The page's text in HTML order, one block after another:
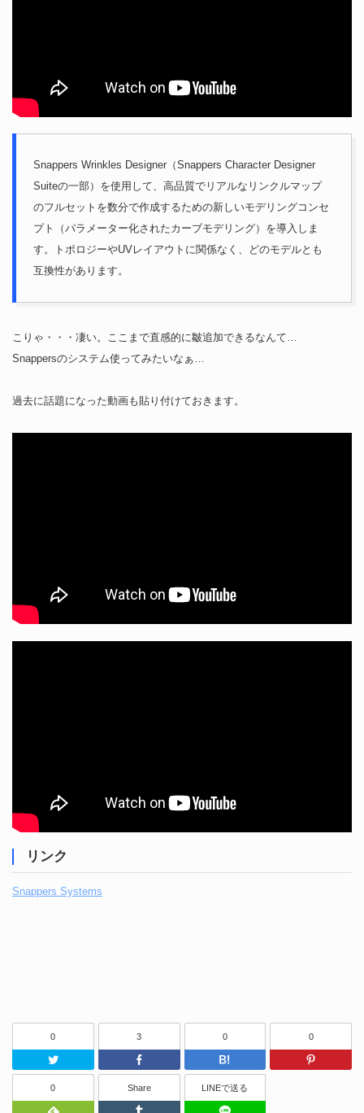
Snappers Wrinkles Designer（Snappers Character Designer
Suiteの一部）を使用して、高品質でリアルなリンクルマップ
のフルセットを数分で作成するための新しいモデリングコンセ
プト（パラメーター化されたカーブモデリング）を導入しま
す。トポロジーやUVレイアウトに関係なく、どのモデルとも
互換性があります。
こりゃ・・・凄い。ここまで直感的に皺追加できるなんて…
Snappersのシステム使ってみたいなぁ…
過去に話題になった動画も貼り付けておきます。
リンク
Snappers Systems
0
Twitter
3
Facebook
0
はてなブッ
0
0 Share LINEで送る